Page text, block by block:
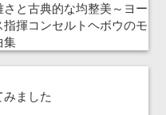
と古典的な均整美～ヨー
揮コンセルトヘボウのモ
集
みました